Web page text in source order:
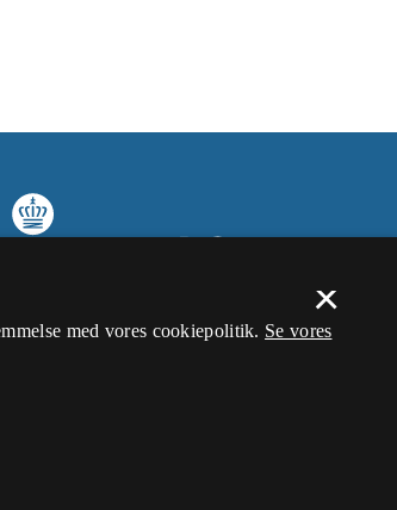
×
med vores cookiepolitik. Se vores